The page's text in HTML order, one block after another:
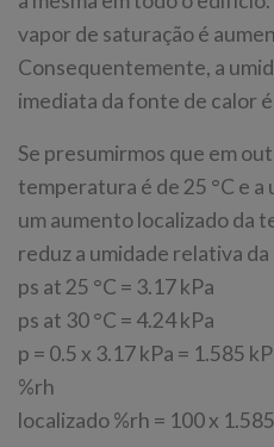
vapor de saturação é
Consequentemente, a
imediata da fonte de calor
Se presumirmos que em
temperatura é de 25 °C e a
um aumento localizado da
reduz a umidade relativa
ps at 25 °C = 3.17 kPa
ps at 30 °C = 4.24 kPa
p = 0.5 x 3.17 kPa = 1.585
%rh
localizado %rh = 100 x